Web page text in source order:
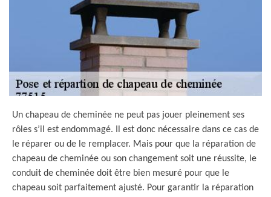
Un chapeau de cheminée ne peut pas jouer pleinement ses
rôles s’il est endommagé. Il est donc nécessaire dans ce cas de
le réparer ou de le remplacer. Mais pour que la réparation de
chapeau de cheminée ou son changement soit une réussite, le
conduit de cheminée doit être bien mesuré pour que le
chapeau soit parfaitement ajusté. Pour garantir la réparation